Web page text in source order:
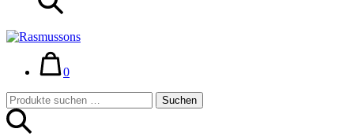
Warenkorb
0im
Suche-
Schalter
Suchen
nach:
Suchen